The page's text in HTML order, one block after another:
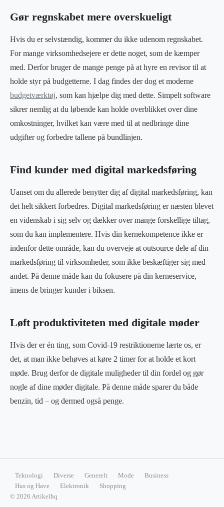
Gør regnskabet mere overskueligt
Hvis du er selvstændig, kommer du ikke udenom regnskabet.
For mange virksomhedsejere er dette noget, som de kæmper
med. Derfor bruger de mange penge på at hyre en revisor til at
holde styr på budgetterne. I dag findes der dog et moderne
budgetværktøj, som kan hjælpe dig med dette. Simpelt software
sikrer nemlig at du løbende kan holde overblikket over dine
omkostninger, hvilket kan være med til at nedbringe dine
udgifter og forbedre tallene på bundlinjen.
Find kunder med digital markedsføring
Uanset om du allerede benytter dig af digital markedsføring, kan
det helt sikkert forbedres. Digital markedsføring er næsten blevet
en videnskab i sig selv og dækker over mange forskellige tiltag,
som du kan implementere. Hvis din kernekompetence ikke er
indenfor dette område, kan du overveje at outsource dele af din
markedsføring til virksomheder, som ikke beskæftiger sig med
andet. På denne måde kan du fokusere på din kerneservice,
imens de bringer kunder i biksen.
Løft produktiviteten med digitale møder
Hvis der er én ting, som Covid-19 restriktionerne lærte os, er
det, at man ikke behøves at køre 2 timer for at holde et kort
møde. Brug derfor de digitale muligheder til din fordel og gør
nogle af dine møder digitale. På denne måde sparer du både
benzin, tid – og dermed også penge.
Teknologi Diverse Generelt Mode
Business
Hus og Have
Elektronik
Shopping
© 2026 Artikelhq